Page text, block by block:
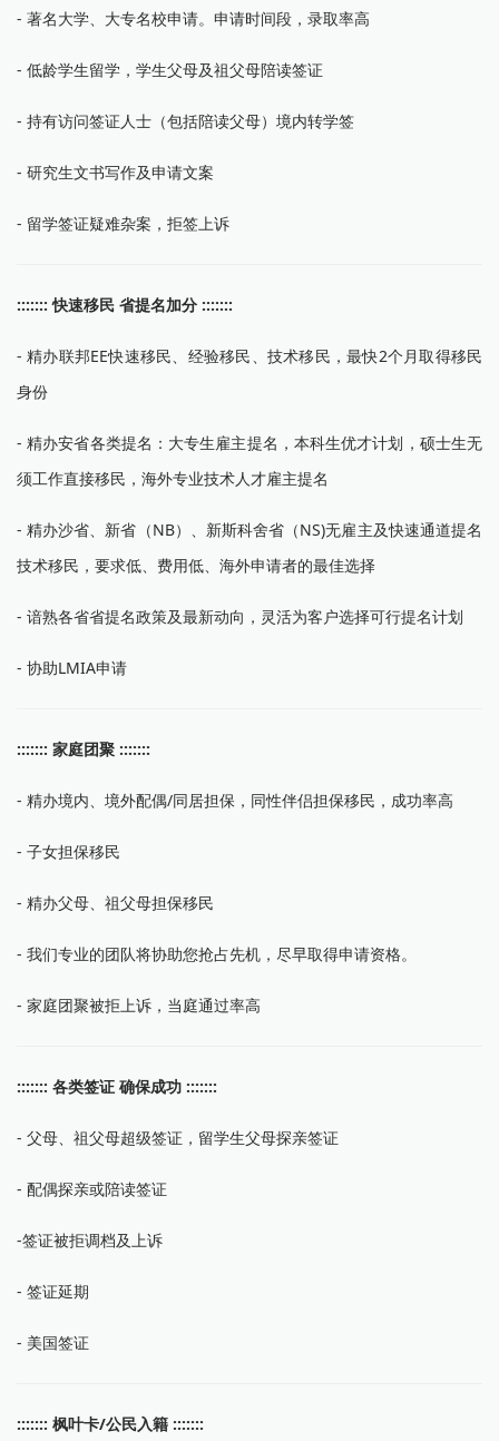
- 著名大学、大专名校申请。申请时间段，录取率高
- 低龄学生留学，学生父母及祖父母陪读签证
- 持有访问签证人士（包括陪读父母）境内转学签
- 研究生文书写作及申请文案
- 留学签证疑难杂案，拒签上诉
::::::: 快速移民 省提名加分 :::::::
- 精办联邦EE快速移民、经验移民、技术移民，最快2个月取得移民
身份
- 精办安省各类提名：大专生雇主提名，本科生优才计划，硕士生无
须工作直接移民，海外专业技术人才雇主提名
- 精办沙省、新省（NB）、新斯科舍省（NS)无雇主及快速通道提名
技术移民，要求低、费用低、海外申请者的最佳选择
- 谙熟各省省提名政策及最新动向，灵活为客户选择可行提名计划
- 协助LMIA申请
::::::: 家庭团聚 :::::::
- 精办境内、境外配偶/同居担保，同性伴侣担保移民，成功率高
- 子女担保移民
- 精办父母、祖父母担保移民
- 我们专业的团队将协助您抢占先机，尽早取得申请资格。
- 家庭团聚被拒上诉，当庭通过率高
::::::: 各类签证 确保成功 :::::::
- 父母、祖父母超级签证，留学生父母探亲签证
- 配偶探亲或陪读签证
-签证被拒调档及上诉
- 签证延期
- 美国签证
::::::: 枫叶卡/公民入籍 :::::::